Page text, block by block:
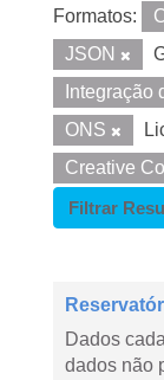
Formatos:
JSON
Integração
ONS
Creative
Filtrar
Dados
dados não